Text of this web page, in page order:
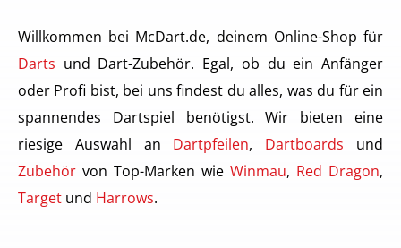
Willkommen bei McDart.de, deinem Online-Shop für
Darts und Dart-Zubehör. Egal, ob du ein Anfänger
oder Profi bist, bei uns findest du alles, was du für ein
spannendes Dartspiel benötigst. Wir bieten eine
riesige Auswahl an Dartpfeilen, Dartboards und
Zubehör von Top-Marken wie Winmau, Red Dragon,
Target und Harrows.